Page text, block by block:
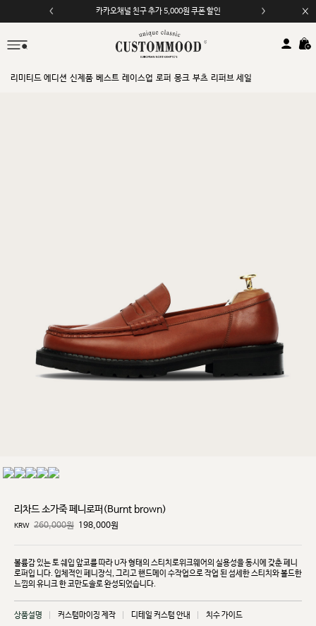
카카오채널 친구 추가 5,000원 쿠폰 할인
모바일 앱 자동 2,000원 할인
리미티드 에디션 신제품 베스트 레이스업 로퍼 몽크 부츠 리퍼브 세일
리차드 소가죽 페니로퍼(Burnt brown)
KRW 260,000원 198,000원
볼륨감 있는 토 쉐입 앞코를 따라 U자 형태의 스티치로위크웨어의 실용성을 동시에 갖춘 페니
로퍼입 니다. 입체적인 페니장식, 그리고 핸드메이 수작업으로 작업 된 섬세한 스티치와 볼드한
느낌의 유니크한 코만도솔로 완성되었습니다.
상품설명 커스텀마이징 제작 디테일 커스텀 안내 치수 가이드